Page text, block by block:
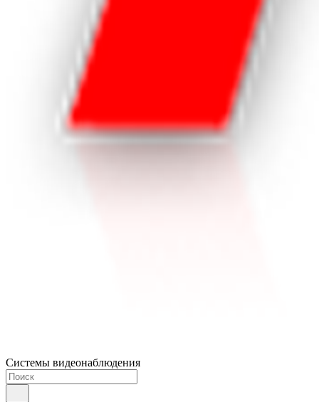
Системы видеонаблюдения